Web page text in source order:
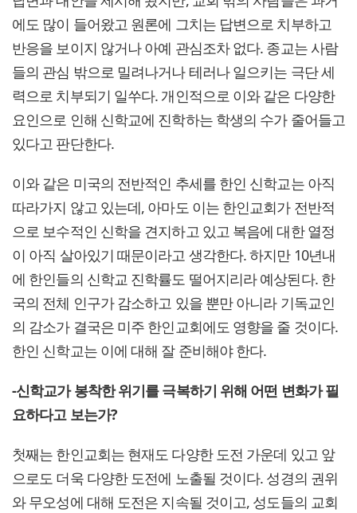
에도 많이 들어왔고 원론에 그치는 답변으로 치부하고
반응을 보이지 않거나 아예 관심조차 없다. 종교는 사람
들의 관심 밖으로 밀려나거나 테러나 일으키는 극단 세
력으로 치부되기 일쑤다. 개인적으로 이와 같은 다양한
요인으로 인해 신학교에 진학하는 학생의 수가 줄어들고
있다고 판단한다.
이와 같은 미국의 전반적인 추세를 한인 신학교는 아직
따라가지 않고 있는데, 아마도 이는 한인교회가 전반적
으로 보수적인 신학을 견지하고 있고 복음에 대한 열정
이 아직 살아있기 때문이라고 생각한다. 하지만 10년내
에 한인들의 신학교 진학률도 떨어지리라 예상된다. 한
국의 전체 인구가 감소하고 있을 뿐만 아니라 기독교인
의 감소가 결국은 미주 한인교회에도 영향을 줄 것이다.
한인 신학교는 이에 대해 잘 준비해야 한다.
-신학교가 봉착한 위기를 극복하기 위해 어떤 변화가 필
요하다고 보는가?
첫째는 한인교회는 현재도 다양한 도전 가운데 있고 앞
으로도 더욱 다양한 도전에 노출될 것이다. 성경의 권위
와 무오성에 대해 도전은 지속될 것이고, 성도들의 교회